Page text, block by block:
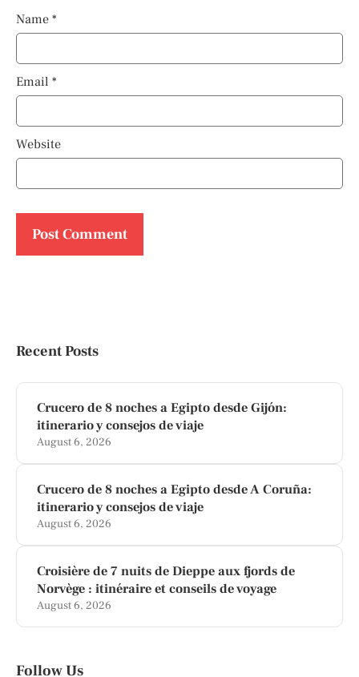
Name *
Email *
Website
Recent Posts
Crucero de 8 noches a Egipto desde Gijón:
itinerario y consejos de viaje
August 6, 2026
Crucero de 8 noches a Egipto desde A Coruña:
itinerario y consejos de viaje
August 6, 2026
Croisière de 7 nuits de Dieppe aux fjords de
Norvège : itinéraire et conseils de voyage
August 6, 2026
Follow Us